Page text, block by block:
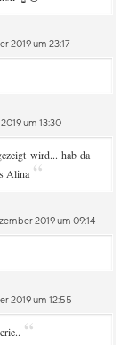
2019 um 23:17
um 13:30
wird... hab da
Alina “
2019 um 09:14
2019 um 12:55
“